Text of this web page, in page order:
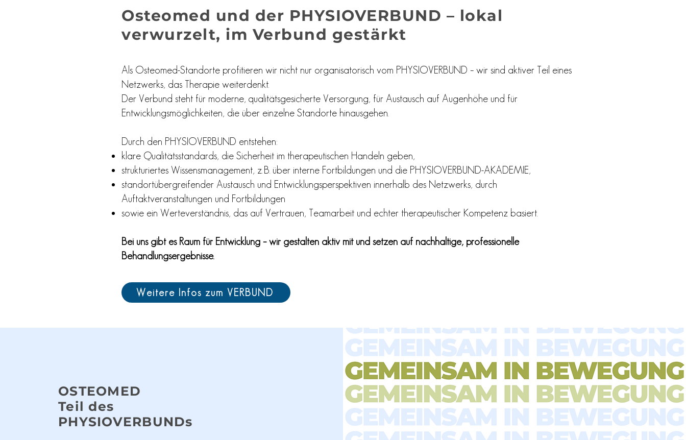
Osteomed und der PHYSIOVERBUND – lokal
verwurzelt, im Verbund gestärkt
Als Osteomed-Standorte profitieren wir nicht nur organisatorisch vom PHYSIOVERBUND – wir sind aktiver Teil eines
Netzwerks, das Therapie weiterdenkt.
Der Verbund steht für moderne, qualitätsgesicherte Versorgung, für Austausch auf Augenhöhe und für
Entwicklungsmöglichkeiten, die über einzelne Standorte hinausgehen.
Durch den PHYSIOVERBUND entstehen:
klare Qualitätsstandards, die Sicherheit im therapeutischen Handeln geben,
strukturiertes Wissensmanagement, z. B. über interne Fortbildungen und die PHYSIOVERBUND-AKADEMIE,
standortübergreifender Austausch und Entwicklungsperspektiven innerhalb des Netzwerks, durch
Auftaktveranstaltungen und Fortbildungen
sowie ein Werteverständnis, das auf Vertrauen, Teamarbeit und echter therapeutischer Kompetenz basiert.
Bei uns gibt es Raum für Entwicklung – wir gestalten aktiv mit und setzen auf nachhaltige, professionelle
Behandlungsergebnisse.
Weitere Infos zum VERBUND
OSTEOMED
Teil des
PHYSIOVERBUNDs